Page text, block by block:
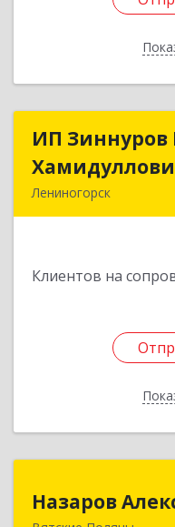
ИП Зиннуров
Лениногорск
Клиентов на
ИП
Назаров
Назаров